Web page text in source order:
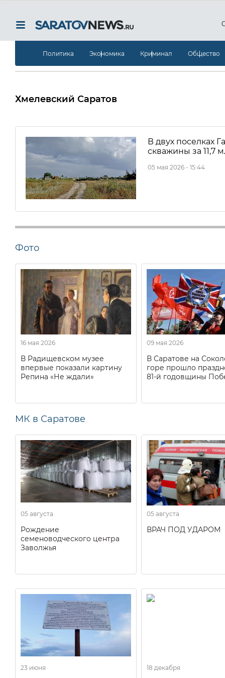
Политика Экономика Криминал Общество
Хмелевский Саратов
В двух поселках
скважины за 11,7
05 мая 2026 - 15:44
Фото
16 мая 2026
В Радищевском музее
впервые показали картину
Репина «Не ждали»
09 мая 2026
В Саратове на
горе прошло
81-й годовщины
МК в Саратове
05 августа
Рождение
семеноводческого центра
Заволжья
05 августа
ВРАЧ ПОД УДАРОМ
23 июня 18 декабря